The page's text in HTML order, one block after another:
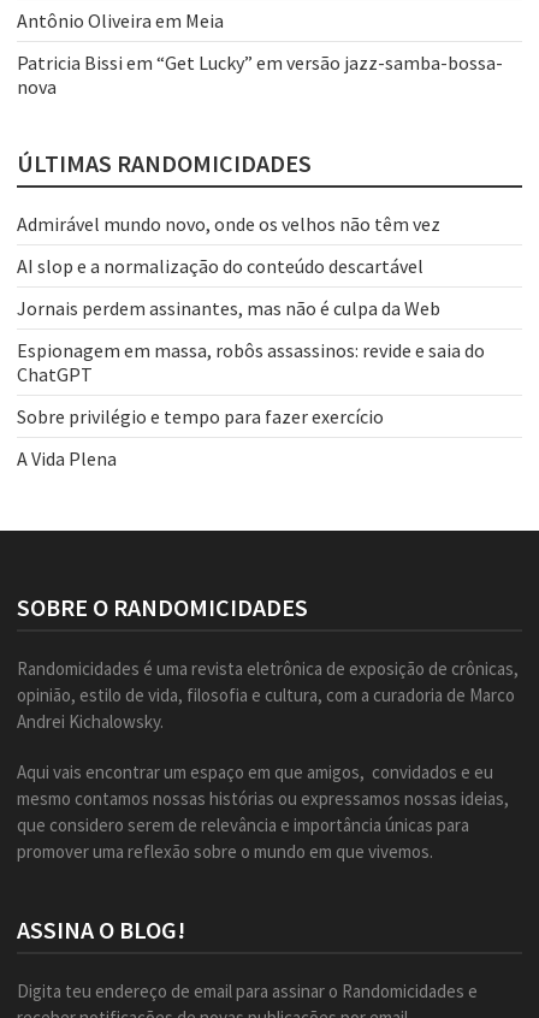
Antônio Oliveira em Meia
Patricia Bissi em “Get Lucky” em versão jazz-samba-bossa-
nova
ÚLTIMAS RANDOMICIDADES
Admirável mundo novo, onde os velhos não têm vez
AI slop e a normalização do conteúdo descartável
Jornais perdem assinantes, mas não é culpa da Web
Espionagem em massa, robôs assassinos: revide e saia do
ChatGPT
Sobre privilégio e tempo para fazer exercício
A Vida Plena
SOBRE O RANDOMICIDADES
Randomicidades é uma revista eletrônica de exposição de crônicas,
opinião, estilo de vida, filosofia e cultura, com a curadoria de Marco
Andrei Kichalowsky.
Aqui vais encontrar um espaço em que amigos, convidados e eu
mesmo contamos nossas histórias ou expressamos nossas ideias,
que considero serem de relevância e importância únicas para
promover uma reflexão sobre o mundo em que vivemos.
ASSINA O BLOG!
Digita teu endereço de email para assinar o Randomicidades e